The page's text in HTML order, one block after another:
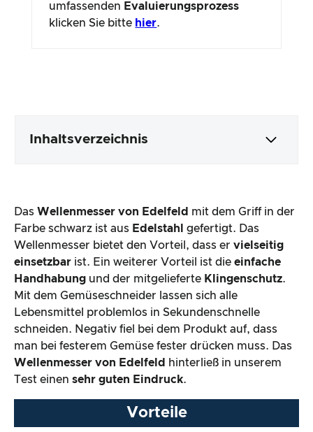
umfassenden Evaluierungsprozess
klicken Sie bitte hier.
Inhaltsverzeichnis
Produktverarbeitung & Erscheinungsbild
Der Praxistest
Preis-/ Leistungsverhältnis
Gesamtergebnis
Das Wellenmesser von Edelfeld mit dem Griff in der
Farbe schwarz ist aus Edelstahl gefertigt. Das
Wellenmesser bietet den Vorteil, dass er vielseitig
einsetzbar ist. Ein weiterer Vorteil ist die einfache
Handhabung und der mitgelieferte Klingenschutz.
Mit dem Gemüseschneider lassen sich alle
Lebensmittel problemlos in Sekundenschnelle
schneiden. Negativ fiel bei dem Produkt auf, dass
man bei festerem Gemüse fester drücken muss. Das
Wellenmesser von Edelfeld hinterließ in unserem
Test einen sehr guten Eindruck.
Vorteile